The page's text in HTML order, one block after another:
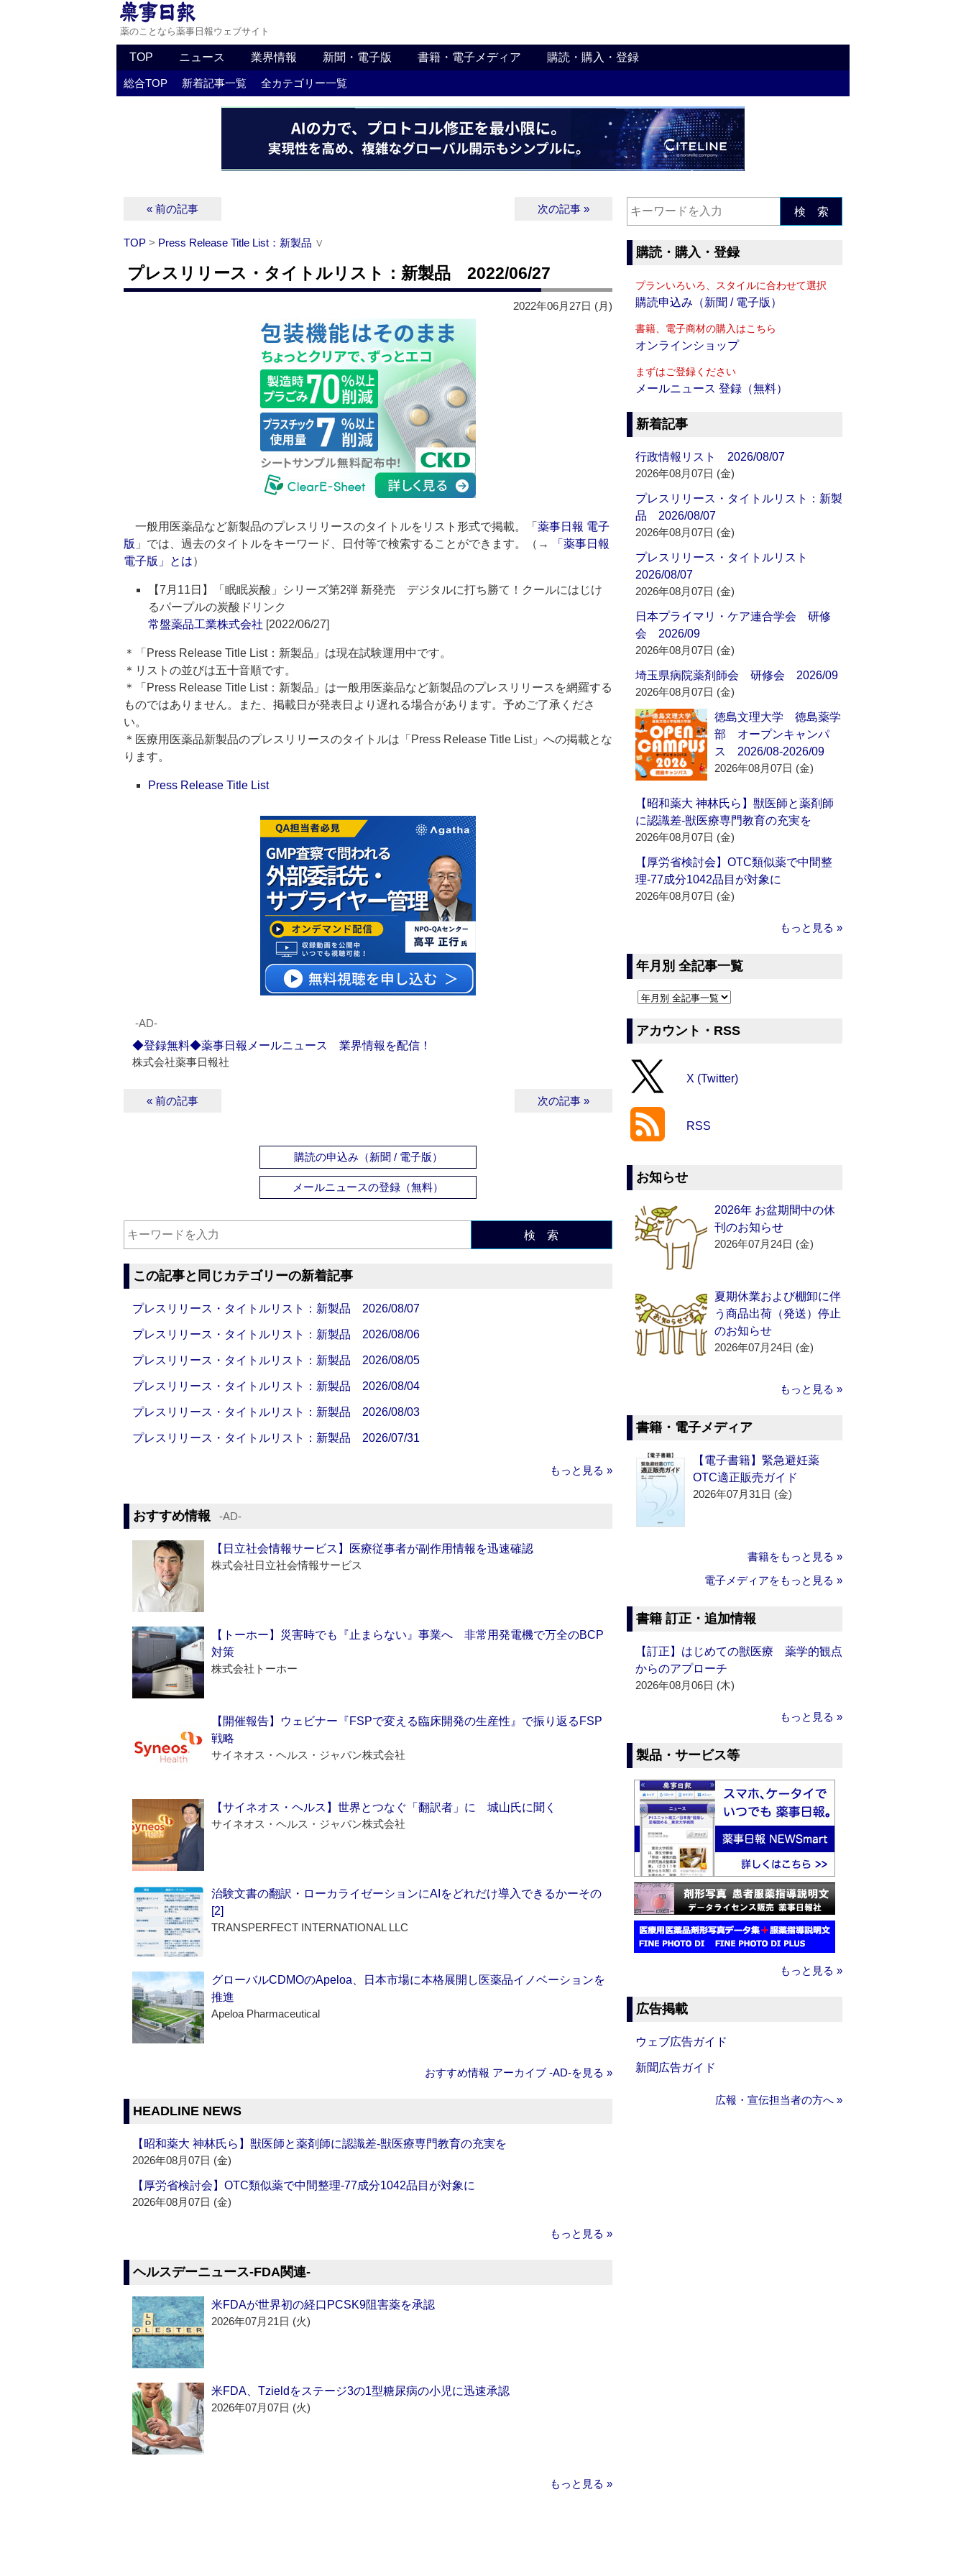
薬のことなら薬事日報ウェブサイト
TOP ニュース 業界情報 新聞・電子版 書籍・電子メディア 購読・購入・登録
総合TOP 新着記事一覧 全カテゴリー一覧
« 前の記事 次の記事 »
TOP > Press Release Title List：新製品 ∨
プレスリリース・タイトルリスト：新製品 2022/06/27
2022年06月27日 (月)
一般用医薬品など新製品のプレスリリースのタイトルをリスト形式で掲載。「 薬事日報 電子
版 」では、過去のタイトルをキーワード、日付等で検索することができます。（→
「薬事日報
電子版」とは）
【7月11日】「眠眠炭酸」シリーズ第2弾 新発売 デジタルに打ち勝て！クールにはじけ
るパープルの炭酸ドリンク
常盤薬品工業株式会社 [2022/06/27]
＊「Press Release Title List：新製品」は現在試験運用中です。
＊リストの並びは五十音順です。
＊「Press Release Title List：新製品」は一般用医薬品など新製品のプレスリリースを網羅する
ものではありません。また、掲載日が発表日より遅れる場合があります。予めご了承くださ
い。
＊医療用医薬品新製品のプレスリリースのタイトルは「Press Release Title List」への掲載とな
ります。
Press Release Title List
‐AD‐
◆登録無料◆薬事日報メールニュース 業界情報を配信！
株式会社薬事日報社
« 前の記事 次の記事 »
購読の申込み（新聞 / 電子版）
メールニュースの登録（無料）
検 索
この記事と同じカテゴリーの新着記事
プレスリリース・タイトルリスト：新製品 2026/08/07
プレスリリース・タイトルリスト：新製品 2026/08/06
プレスリリース・タイトルリスト：新製品 2026/08/05
プレスリリース・タイトルリスト：新製品 2026/08/04
プレスリリース・タイトルリスト：新製品 2026/08/03
プレスリリース・タイトルリスト：新製品 2026/07/31
もっと見る »
おすすめ情報 ‐AD‐
【日立社会情報サービス】医療従事者が副作用情報を迅速確認
株式会社日立社会情報サービス
【トーホー】災害時でも『止まらない』事業へ 非常用発電機で万全のBCP
対策
株式会社トーホー
【開催報告】ウェビナー『FSPで変える臨床開発の生産性』で振り返るFSP
戦略
サイネオス・ヘルス・ジャパン株式会社
【サイネオス・ヘルス】世界とつなぐ「翻訳者」に 城山氏に聞く
サイネオス・ヘルス・ジャパン株式会社
治験文書の翻訳・ローカライゼーションにAIをどれだけ導入できるかーその
[2]
TRANSPERFECT INTERNATIONAL LLC
グローバルCDMOのApeloa、日本市場に本格展開し医薬品イノベーションを
推進
Apeloa Pharmaceutical
おすすめ情報 アーカイブ ‐AD‐を見る »
HEADLINE NEWS
【昭和薬大 神林氏ら】獣医師と薬剤師に認識差‐獣医療専門教育の充実を
2026年08月07日 (金)
【厚労省検討会】OTC類似薬で中間整理‐77成分1042品目が対象に
2026年08月07日 (金)
もっと見る »
ヘルスデーニュース‐FDA関連‐
米FDAが世界初の経口PCSK9阻害薬を承認
2026年07月21日 (火)
米FDA、Tzieldをステージ3の1型糖尿病の小児に迅速承認
2026年07月07日 (火)
もっと見る »
検 索
購読・購入・登録
プランいろいろ、スタイルに合わせて選択
購読申込み（新聞 / 電子版）
書籍、電子商材の購入はこちら
オンラインショップ
まずはご登録ください
メールニュース 登録（無料）
新着記事
行政情報リスト 2026/08/07
2026年08月07日 (金)
プレスリリース・タイトルリスト：新製
品 2026/08/07
2026年08月07日 (金)
プレスリリース・タイトルリスト
2026/08/07
2026年08月07日 (金)
日本プライマリ・ケア連合学会 研修
会 2026/09
2026年08月07日 (金)
埼玉県病院薬剤師会 研修会 2026/09
2026年08月07日 (金)
徳島文理大学 徳島薬学
部 オープンキャンパ
ス 2026/08-2026/09
2026年08月07日 (金)
【昭和薬大 神林氏ら】獣医師と薬剤師
に認識差‐獣医療専門教育の充実を
2026年08月07日 (金)
【厚労省検討会】OTC類似薬で中間整
理‐77成分1042品目が対象に
2026年08月07日 (金)
もっと見る »
年月別 全記事一覧
アカウント・RSS
X (Twitter)
RSS
お知らせ
2026年 お盆期間中の休
刊のお知らせ
2026年07月24日 (金)
夏期休業および棚卸に伴
う商品出荷（発送）停止
のお知らせ
2026年07月24日 (金)
もっと見る »
書籍・電子メディア
【電子書籍】緊急避妊薬
OTC適正販売ガイド
2026年07月31日 (金)
書籍をもっと見る »
電子メディアをもっと見る »
書籍 訂正・追加情報
【訂正】はじめての獣医療 薬学的観点
からのアプローチ
2026年08月06日 (木)
もっと見る »
製品・サービス等
もっと見る »
広告掲載
ウェブ広告ガイド
新聞広告ガイド
広報・宣伝担当者の方へ »